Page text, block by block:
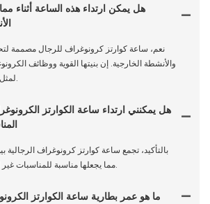
هل يمكن ارتداء هذه الساعة أثناء
نعم، ساعة كوارتز كرونوغراف للرجال مصممة
والأنشطة الخارجية. إن بنيتها القوية ووظائف
لمثل هذه السيناريوهات.
هل يمكنني ارتداء ساعة الكوارتز
بالتأكيد، تجمع ساعة كوارتز كرونوغراف الرجالية
مما يجعلها مناسبة للمناسبات غير الرسمية والرسمية.
ما هو عمر بطارية ساعة الكوارتز